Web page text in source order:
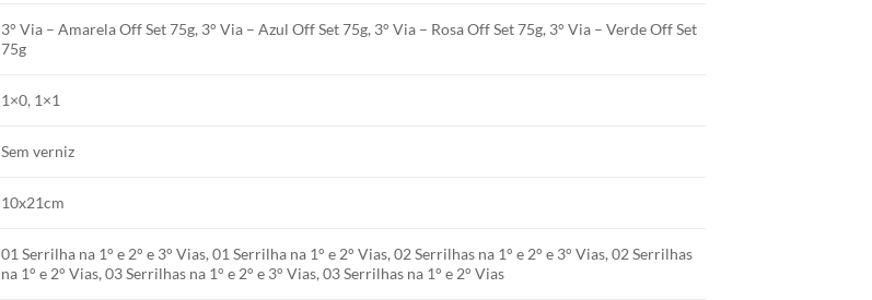
3° Via – Amarela Off Set 75g, 3° Via – Azul Off Set 75g, 3° Via – Rosa Off Set 75g, 3° Via – Verde Off Set
75g
1×0, 1×1
Sem verniz
10x21cm
01 Serrilha na 1° e 2° e 3° Vias, 01 Serrilha na 1° e 2° Vias, 02 Serrilhas na 1° e 2° e 3° Vias, 02 Serrilhas
na 1° e 2° Vias, 03 Serrilhas na 1° e 2° e 3° Vias, 03 Serrilhas na 1° e 2° Vias